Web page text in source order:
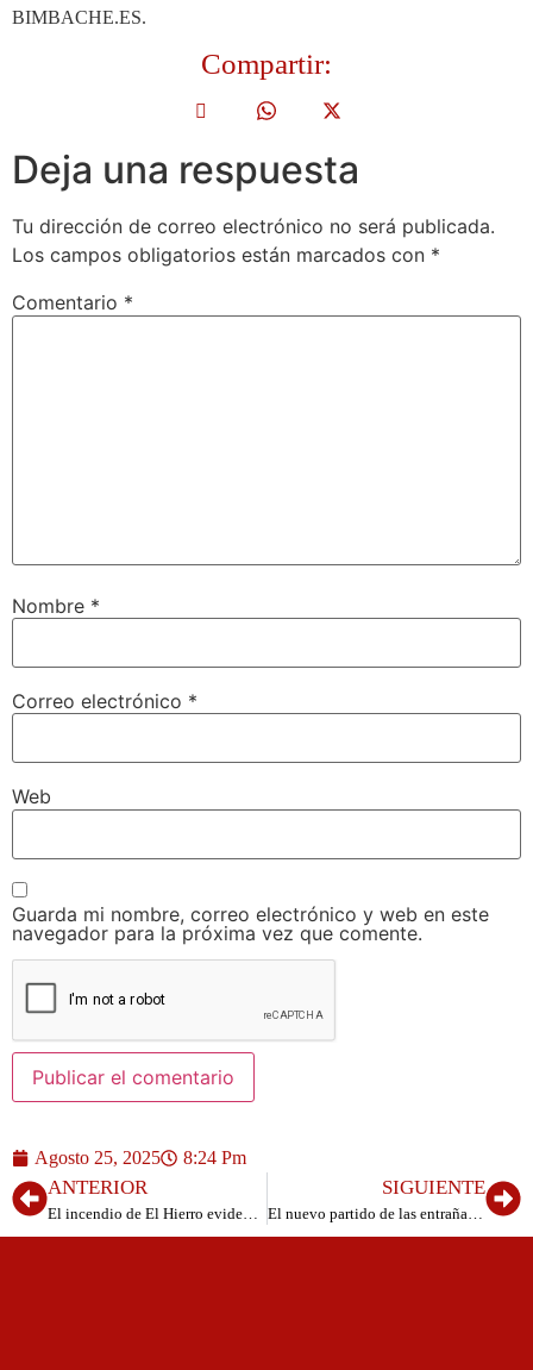
BIMBACHE.ES.
Compartir:
Deja una respuesta
Tu dirección de correo electrónico no será publicada.
Los campos obligatorios están marcados con *
Comentario *
Nombre *
Correo electrónico *
Web
Guarda mi nombre, correo electrónico y web en este
navegador para la próxima vez que comente.
Agosto 25, 2025 8:24 Pm
ANTERIOR SIGUIENTE